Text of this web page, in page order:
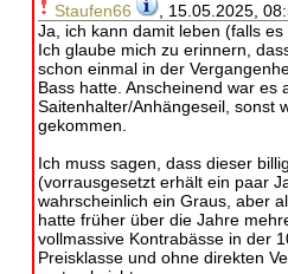
Staufen66
, 15.05.2025,
Ja, ich kann damit leben (falls es
Ich glaube mich zu erinnern,
schon einmal in der
Bass hatte. Anscheinend war es
Saitenhalter/Anhängeseil, sonst
gekommen.
Ich muss sagen, dass dieser
(vorrausgesetzt erhält ein paar
wahrscheinlich ein Graus, aber
hatte früher über die Jahre
vollmassive Kontrabässe in der
Preisklasse und ohne direkten